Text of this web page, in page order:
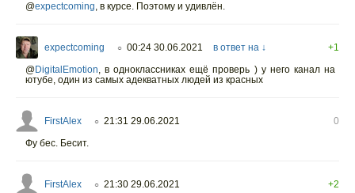
@expectcoming, в курсе. Поэтому и удивлён.
expectcoming ○ 00:24 30.06.2021 в ответ на ↓
+1
@DigitalEmotion, в одноклассниках ещё проверь ) у него канал на
ютубе, один из самых адекватных людей из красных
FirstAlex ○ 21:31 29.06.2021
0
Фу бес. Бесит.
FirstAlex ○ 21:30 29.06.2021
+2